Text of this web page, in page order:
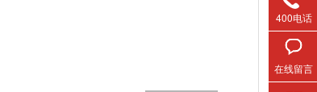
400电话
在线留言